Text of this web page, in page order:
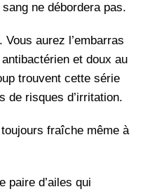
ne débordera pas.
aurez l’embarras
et doux au
trouvent cette série
de risques d’irritation.
fraîche même à
paire d’ailes qui